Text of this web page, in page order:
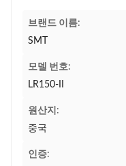
브랜드 이름:
SMT
모델 번호:
LR150-II
원산지:
중국
인증: